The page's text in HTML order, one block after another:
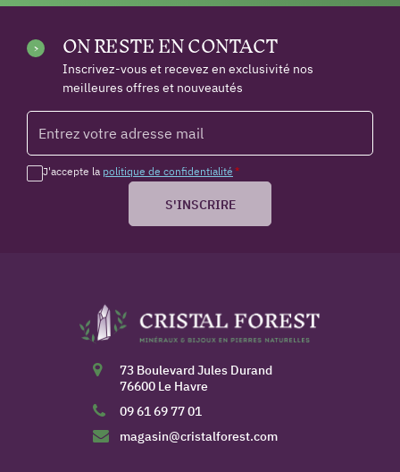
ON RESTE EN CONTACT
Inscrivez-vous et recevez en exclusivité nos
meilleures offres et nouveautés
J'accepte la politique de confidentialité *
S'INSCRIRE
73 Boulevard Jules Durand
76600 Le Havre
09 61 69 77 01
magasin@cristalforest.com